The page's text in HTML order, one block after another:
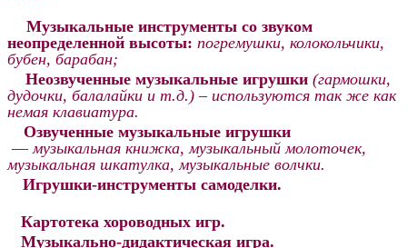
Музыкальные инструменты со звуком
неопределенной высоты: погремушки, колокольчики,
бубен, барабан;
Неозвученные музыкальные игрушки (гармошки,
дудочки, балалайки и т.д.) – используются так же как
немая клавиатура.
Озвученные музыкальные игрушки
—музыкальная книжка, музыкальный молоточек,
музыкальная шкатулка, музыкальные волчки.
Игрушки-инструменты самоделки.
Картотека хороводных игр.
Музыкально-дидактическая игра.